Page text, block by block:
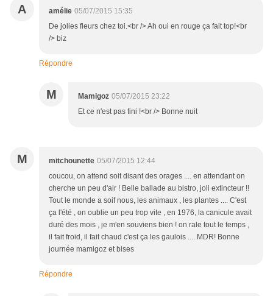
A amélie 05/07/2015 15:35
De jolies fleurs chez toi.<br /> Ah oui en rouge ça fait top!<br
/> biz
Répondre
M Mamigoz 05/07/2015 23:22
Et ce n'est pas fini !<br /> Bonne nuit
M mitchounette 05/07/2015 12:44
coucou, on attend soit disant des orages .... en attendant on
cherche un peu d'air ! Belle ballade au bistro, joli extincteur !!
Tout le monde a soif nous, les animaux , les plantes .... C'est
ça l'été , on oublie un peu trop vite , en 1976, la canicule avait
duré des mois , je m'en souviens bien ! on rale tout le temps ,
il fait froid, il fait chaud c'est ça les gaulois .... MDR! Bonne
journée mamigoz et bises
Répondre